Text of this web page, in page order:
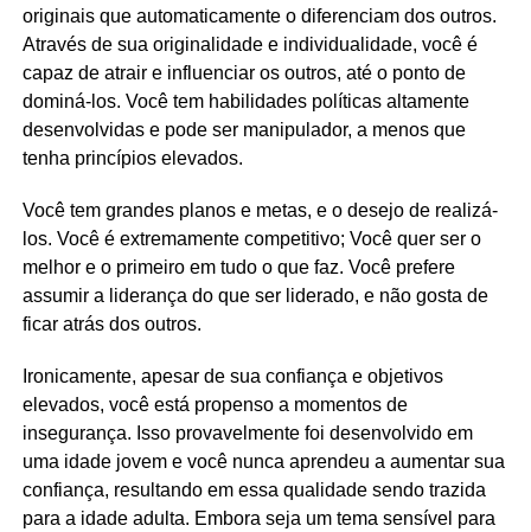
originais que automaticamente o diferenciam dos outros.
Através de sua originalidade e individualidade, você é
capaz de atrair e influenciar os outros, até o ponto de
dominá-los. Você tem habilidades políticas altamente
desenvolvidas e pode ser manipulador, a menos que
tenha princípios elevados.
Você tem grandes planos e metas, e o desejo de realizá-
los. Você é extremamente competitivo; Você quer ser o
melhor e o primeiro em tudo o que faz. Você prefere
assumir a liderança do que ser liderado, e não gosta de
ficar atrás dos outros.
Ironicamente, apesar de sua confiança e objetivos
elevados, você está propenso a momentos de
insegurança. Isso provavelmente foi desenvolvido em
uma idade jovem e você nunca aprendeu a aumentar sua
confiança, resultando em essa qualidade sendo trazida
para a idade adulta. Embora seja um tema sensível para